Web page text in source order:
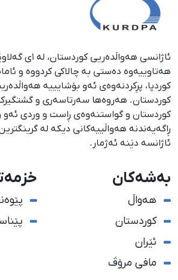
هەتاوییەوە دەستی بە چالاکی کردووە و
كوردپا، پڕكردنەوەی ئەو بۆشایییە
كوردستان. هەروەها سەرتاسەری و
كوردستان و گواستنەوەی ڕاست و وردی ئەو
ڕاگەیەندنە هەواڵییەكانی دیكە لە
ئاژانسە دێنە ئەژمار.
بەشەکان
هەواڵ
کوردستان
ئێران
مافی مرۆڤ